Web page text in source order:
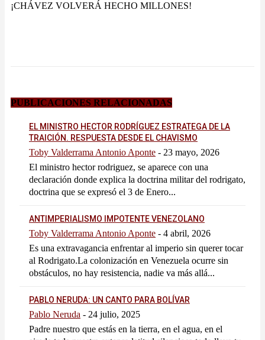
¡CHÁVEZ VOLVERÁ HECHO MILLONES!
PUBLICACIONES RELACIONADAS
EL MINISTRO HECTOR RODRÍGUEZ ESTRATEGA DE LA
TRAICIÓN. RESPUESTA DESDE EL CHAVISMO
Toby Valderrama Antonio Aponte - 23 mayo, 2026
El ministro hector rodriguez, se aparece con una
declaración donde explica la doctrina militar del rodrigato,
doctrina que se expresó el 3 de Enero...
ANTIMPERIALISMO IMPOTENTE VENEZOLANO
Toby Valderrama Antonio Aponte - 4 abril, 2026
Es una extravagancia enfrentar al imperio sin querer tocar
al Rodrigato.La colonización en Venezuela ocurre sin
obstáculos, no hay resistencia, nadie va más allá...
PABLO NERUDA: UN CANTO PARA BOLÍVAR
Pablo Neruda - 24 julio, 2025
Padre nuestro que estás en la tierra, en el agua, en el